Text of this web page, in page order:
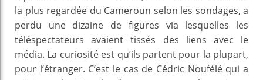
la plus regardée du Cameroun selon les sondages, a
perdu une dizaine de figures via lesquelles les
téléspectateurs avaient tissés des liens avec le
média. La curiosité est qu’ils partent pour la plupart,
pour l’étranger. C’est le cas de Cédric Noufélé qui a